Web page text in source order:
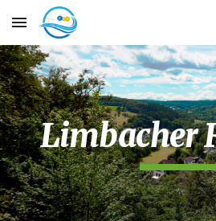
Skip to main content
Limbacher